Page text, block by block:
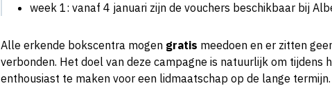
week 1: vanaf 4 januari zijn de vouchers beschikbaar bij
Alle erkende bokscentra mogen gratis meedoen en er zitten
verbonden. Het doel van deze campagne is natuurlijk om
enthousiast te maken voor een lidmaatschap op de lange termijn.